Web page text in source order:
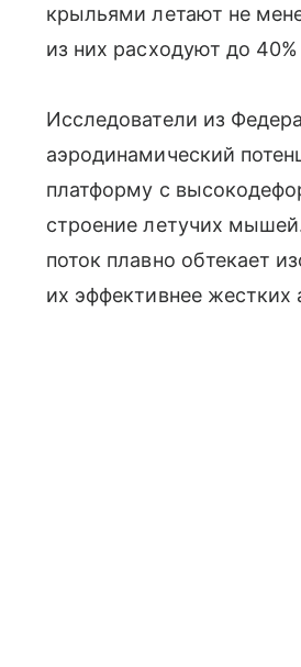
крыльями летают не
из них расходуют до
Исследователи из
аэродинамический
платформу с
строение летучих
поток плавно обтекает
их эффективнее жестких